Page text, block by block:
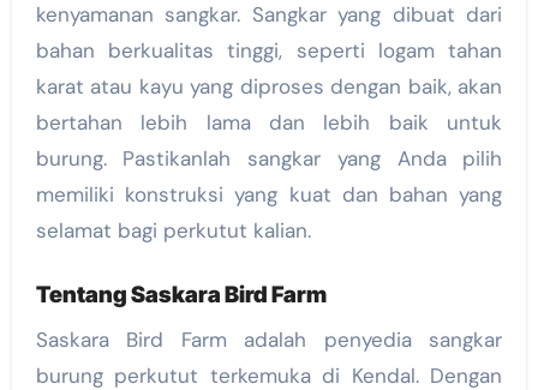
kenyamanan sangkar. Sangkar yang dibuat dari
bahan berkualitas tinggi, seperti logam tahan
karat atau kayu yang diproses dengan baik, akan
bertahan lebih lama dan lebih baik untuk
burung. Pastikanlah sangkar yang Anda pilih
memiliki konstruksi yang kuat dan bahan yang
selamat bagi perkutut kalian.
Tentang Saskara Bird Farm
Saskara Bird Farm adalah penyedia sangkar
burung perkutut terkemuka di Kendal. Dengan